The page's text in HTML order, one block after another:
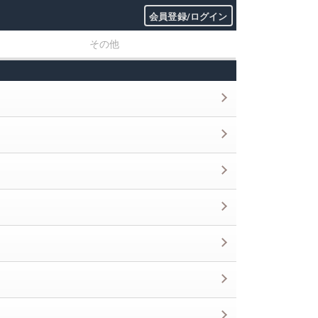
会員登録/ログイン
その他